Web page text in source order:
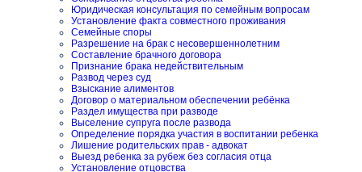
Юридическая консультация по семейным вопросам
Установление факта совместного проживания
Семейные споры
Разрешение на брак с несовершеннолетним
Составление брачного договора
Признание брака недействительным
Развод через суд
Взыскание алиментов
Договор о материальном обеспечении ребёнка
Раздел имущества при разводе
Выселение супруга после развода
Определение порядка участия в воспитании ребенка
Лишение родительских прав - адвокат
Выезд ребенка за рубеж без согласия отца
Установление отцовства